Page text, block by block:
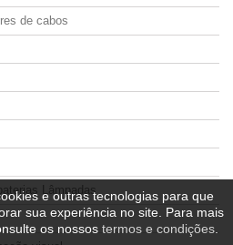
de cabos
Lâmpadas
e outras tecnologias para que
sua experiência no site. Para mais
os nossos termos e condições.